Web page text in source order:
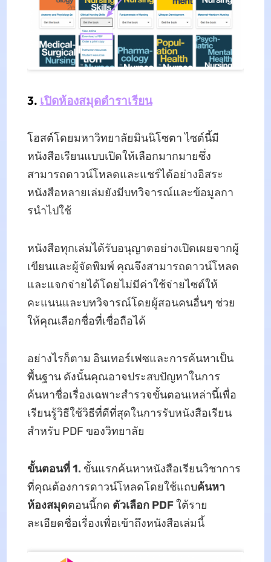
3. เปิดห้องสมุดตําราเรียน
โฮสต์โดยมหาวิทยาลัยมินนิโซตา ไซต์นี้มี
หนังสือเรียนแบบเปิดให้เลือกมากมายซึ่ง
สามารถดาวน์โหลดและแชร์ได้อย่างอิสระ
หนังสือหลายเล่มยังมีบทวิจารณ์และข้อมูลกา
รนําไปใช้
หนังสือทุกเล่มได้รับอนุญาตอย่างเปิดเผยจากผู้
เขียนและผู้จัดพิมพ์ คุณจึงสามารถดาวน์โหลด
และแจกจ่ายได้โดยไม่มีค่าใช้จ่ายไซต์ให้
คะแนนและบทวิจารณ์โดยผู้สอนคนอื่นๆ ช่วย
ให้คุณเลือกชื่อที่เชื่อถือได้
อย่างไรก็ตาม อินเทอร์เฟซและการค้นหาเป็น
พื้นฐาน ดังนั้นคุณอาจประสบปัญหาในการ
ค้นหาชื่อเรื่องเฉพาะสํารวจขั้นตอนเหล่านี้เพื่อ
เรียนรู้วิธีใช้วิธีที่ดีที่สุดในการรับหนังสือเรียน
สําหรับ PDF ของวิทยาลัย
ขั้นตอนที่ 1. ขั้นแรกค้นหาหนังสือเรียนวิชาการ
ที่คุณต้องการดาวน์โหลดโดยใช้แถบค้นหา
ห้องสมุดตอนนี้กด ตัวเลือก PDFใต้ราย
ละเอียดชื่อเรื่องเพื่อเข้าถึงหนังสือเล่มนี้